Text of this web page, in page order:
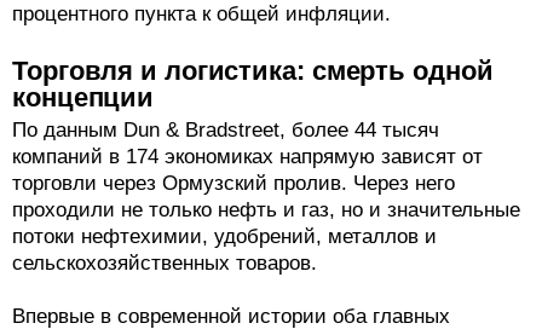
процентного пункта к общей инфляции.
Торговля и логистика: смерть одной
концепции
По данным Dun & Bradstreet, более 44 тысяч
компаний в 174 экономиках напрямую зависят от
торговли через Ормузский пролив. Через него
проходили не только нефть и газ, но и значительные
потоки нефтехимии, удобрений, металлов и
сельскохозяйственных товаров.
Впервые в современной истории оба главных